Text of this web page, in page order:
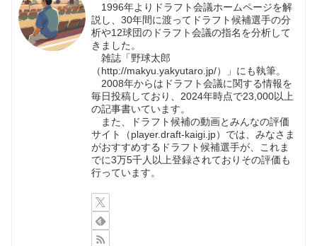
1996年よりドラフト会議ホームページを解
説し、30年間に渡ってドラフト候補選手の分
析や12球団のドラフト会議の指名を分析して
きました。
雑誌「野球太郎
（http://makyu.yakyutaro.jp/）」にも執筆。
2008年からはドラフト会議に関する情報を
毎日投稿しており、2024年時点で23,000以上
の記事書いています。
また、ドラフト候補の動画とみんなの評価
サイト（player.draft-kaigi.jp）では、みなさま
がおすすめするドラフト候補選手が、これま
でに3万5千人以上登録されておりその評価も
行っています。